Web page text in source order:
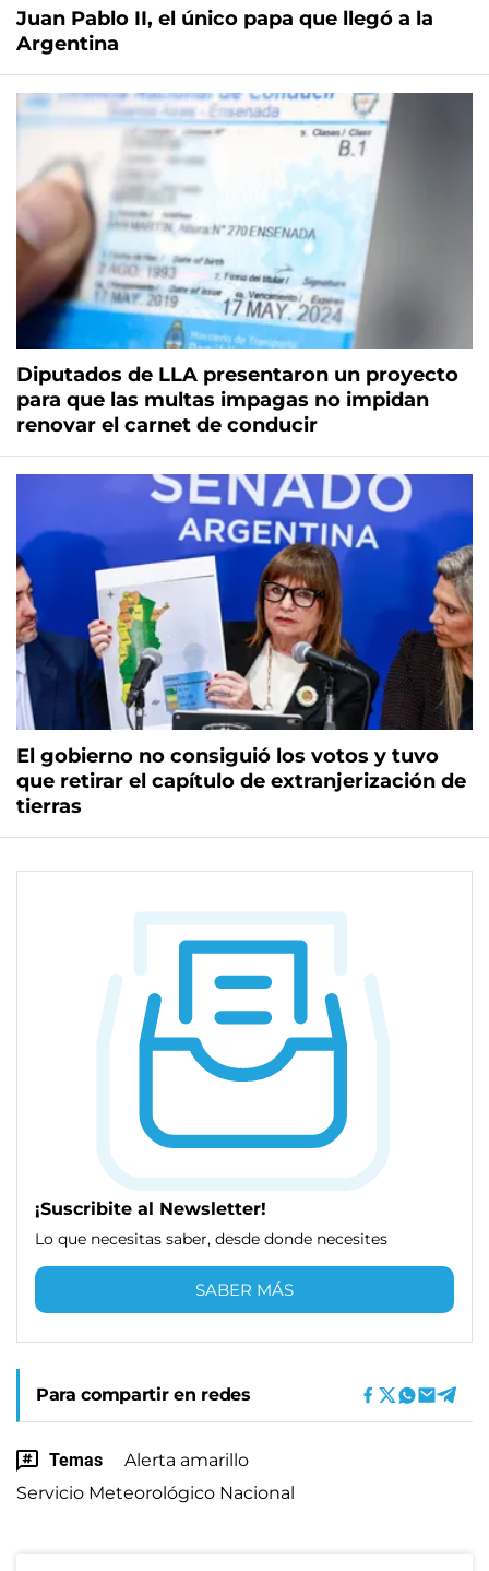
Juan Pablo II, el único papa que llegó a la
Argentina
Diputados de LLA presentaron un proyecto
para que las multas impagas no impidan
renovar el carnet de conducir
El gobierno no consiguió los votos y tuvo
que retirar el capítulo de extranjerización de
tierras
¡Suscribite al Newsletter!
Lo que necesitas saber, desde donde necesites
SABER MÁS
Para compartir en redes
Temas
Alerta amarillo
Servicio Meteorológico Nacional